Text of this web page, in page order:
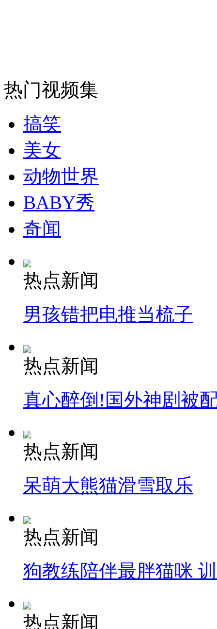
纽约上演“枕头大战”
司机酒驾遇交警 急速倒车逃窜
热门视频集
搞笑
美女
动物世界
BABY秀
奇闻
热点新闻
男孩错把电推当梳子
热点新闻
真心醉倒!国外神剧被
热点新闻
呆萌大熊猫滑雪取乐
热点新闻
狗教练陪伴最胖猫咪
热点新闻